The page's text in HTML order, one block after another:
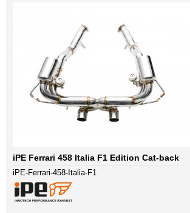
iPE Ferrari 458 Italia F1 Edition Cat-back
iPE-Ferrari-458-Italia-F1